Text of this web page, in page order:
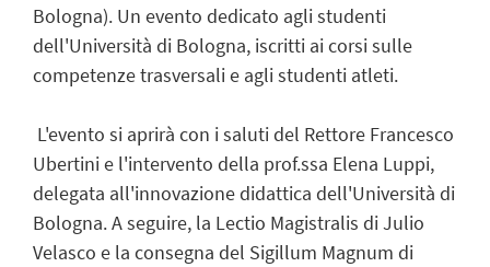
Bologna). Un evento dedicato agli studenti
dell'Università di Bologna, iscritti ai corsi sulle
competenze trasversali e agli studenti atleti.
L'evento si aprirà con i saluti del Rettore Francesco
Ubertini e l'intervento della prof.ssa Elena Luppi,
delegata all'innovazione didattica dell'Università di
Bologna. A seguire, la Lectio Magistralis di Julio
Velasco e la consegna del Sigillum Magnum di